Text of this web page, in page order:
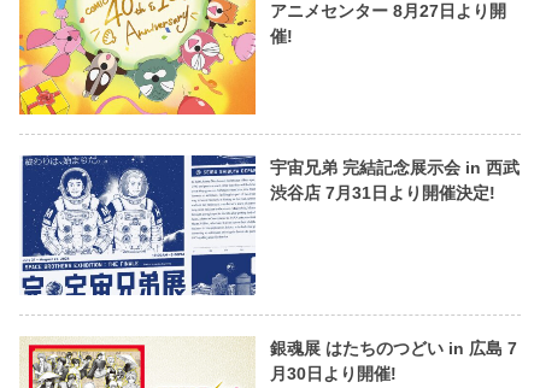
アニメセンター 8月27日より開
催!
宇宙兄弟 完結記念展示会 in 西武
渋谷店 7月31日より開催決定!
銀魂展 はたちのつどい in 広島 7
月30日より開催!